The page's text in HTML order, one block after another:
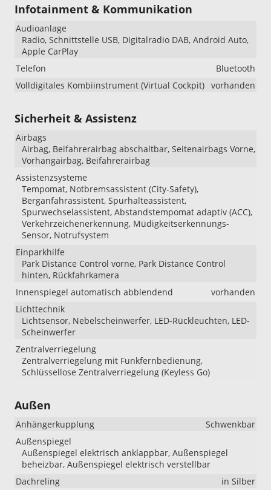
Infotainment & Kommunikation
Audioanlage
Radio, Schnittstelle USB, Digitalradio DAB, Android Auto,
Apple CarPlay
Telefon
Bluetooth
Volldigitales Kombiinstrument (Virtual Cockpit) vorhanden
Sicherheit & Assistenz
Airbags
Airbag, Beifahrerairbag abschaltbar, Seitenairbags Vorne,
Vorhangairbag, Beifahrerairbag
Assistenzsysteme
Tempomat, Notbremsassistent (City-Safety),
Berganfahrassistent, Spurhalteassistent,
Spurwechselassistent, Abstandstempomat adaptiv (ACC),
Verkehrzeichenerkennung, Müdigkeitserkennungs-
Sensor, Notrufsystem
Einparkhilfe
Park Distance Control vorne, Park Distance Control
hinten, Rückfahrkamera
Innenspiegel automatisch abblendend
vorhanden
Lichttechnik
Lichtsensor, Nebelscheinwerfer, LED-Rückleuchten, LED-
Scheinwerfer
Zentralverriegelung
Zentralverriegelung mit Funkfernbedienung,
Schlüssellose Zentralverriegelung (Keyless Go)
Außen
Anhängerkupplung
Schwenkbar
Außenspiegel
Außenspiegel elektrisch anklappbar, Außenspiegel
beheizbar, Außenspiegel elektrisch verstellbar
Dachreling
in Silber